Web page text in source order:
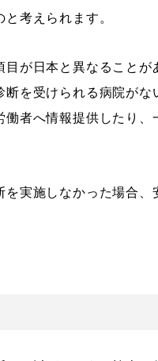
考えられます。
目が日本と異なること
を受けられる病院がな
者へ情報提供したり、
実施しなかった場合、